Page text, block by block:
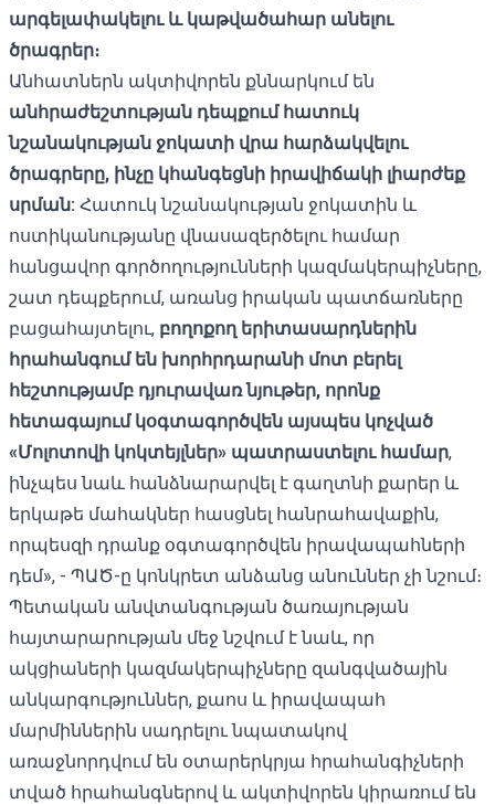
արգելափակելու և կաթվածահար անելու
ծրագրեր։
Անհատներն ակտիվորեն քննարկում են
անհրաժեշտության դեպքում հատուկ
նշանակության ջոկատի վրա հարձակվելու
ծրագրերը, ինչը կհանգեցնի իրավիճակի լիարժեք
սրման: Հատուկ նշանակության ջոկատին և
ոստիկանությանը վնասազերծելու համար
հանցավոր գործողությունների կազմակերպիչները,
շատ դեպքերում, առանց իրական պատճառները
բացահայտելու, բողոքող երիտասարդներին
հրահանգում են խորհրդարանի մոտ բերել
հեշտությամբ դյուրավառ նյութեր, որոնք
հետագայում կօգտագործվեն այսպես կոչված
«Մոլոտովի կոկտեյլներ» պատրաստելու համար,
ինչպես նաև հանձնարարվել է գաղտնի քարեր և
երկաթե մահակներ հասցնել հանրահավաքին,
որպեսզի դրանք օգտագործվեն իրավապահների
դեմ», - ՊԱԾ-ը կոնկրետ անձանց անուններ չի նշում։
Պետական ​​անվտանգության ծառայության
հայտարարության մեջ նշվում է նաև, որ
ակցիաների կազմակերպիչները զանգվածային
անկարգություններ, քաոս և իրավապահ
մարմիններին սադրելու նպատակով
առաջնորդվում են օտարերկրյա հրահանգիչների
տված հրահանգներով և ակտիվորեն կիրառում են